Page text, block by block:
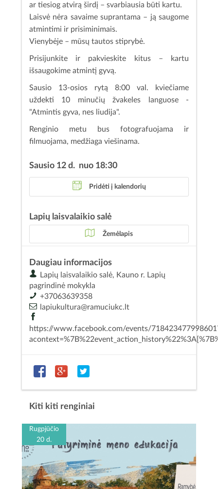
ar tiesiog atvirą širdį – svarbiausia būti kartu.
Laisvė nėra savaime suprantama – ją saugome
atmintimi ir prisiminimais.
Vienybėje – mūsų tautos stiprybė.
Prisijunkite ir pakvieskite kitus – kartu
išsaugokime atmintį gyvą.
Sausio 13-osios rytą 8:00 val. kviečiame
uždekti 10 minučių žvakeles languose -
"Atmintis gyva, nes liudija".
Renginio metu bus fotografuojama ir
filmuojama, medžiaga viešinama.
Sausio 12 d. nuo 18:30
Pridėti į kalendorių
Lapių laisvalaikio salė
Žemėlapis
Daugiau informacijos
Lapių laisvalaikio salė, Kauno r. Lapių
pagrindinė mokykla
+37063639358
lapiukultura@ramuciukc.lt
https://www.facebook.com/events/
Kiti kiti renginiai
Rugpjūčio
20 d.